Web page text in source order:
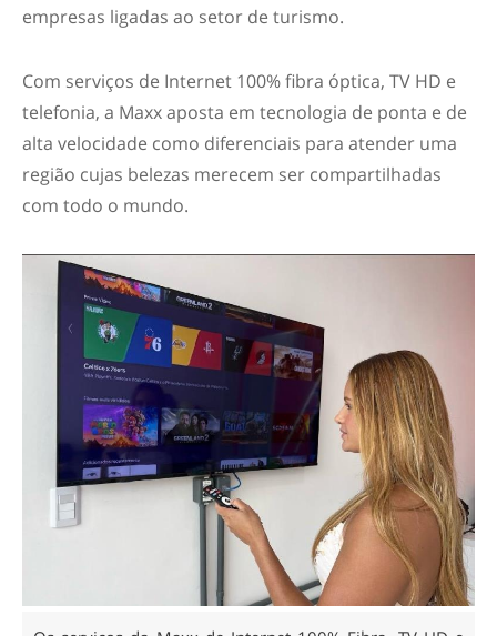
empresas ligadas ao setor de turismo.
Com serviços de Internet 100% fibra óptica, TV HD e
telefonia, a Maxx aposta em tecnologia de ponta e de
alta velocidade como diferenciais para atender uma
região cujas belezas merecem ser compartilhadas
com todo o mundo.